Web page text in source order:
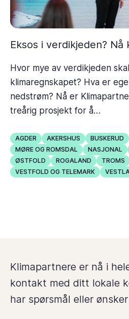
Eksos i verdikjeden? Nå
Hvor mye av verdikjeden
klimaregnskapet? Hva er
nedstrøm? Nå er
treårig prosjekt for å…
AGDER AKERSHUS BUSKERUD
MØRE OG ROMSDAL
NASJONAL
ØSTFOLD
ROGALAND TROMS
VESTFOLD OG TELEMARK
Klimapartnere er nå i
kontakt med ditt lokale
har spørsmål eller